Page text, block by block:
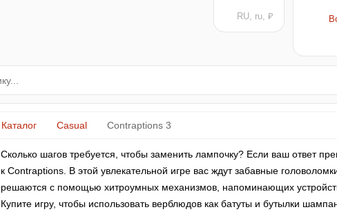
RU, ru, ₽
Каталог Casual Contraptions 3
Сколько шагов требуется, чтобы заменить лампочку? Если ваш ответ
к Contraptions. В этой увлекательной игре вас ждут забавные
решаются с помощью хитроумных механизмов, напоминающих
Купите игру, чтобы использовать верблюдов как батуты и бутылки